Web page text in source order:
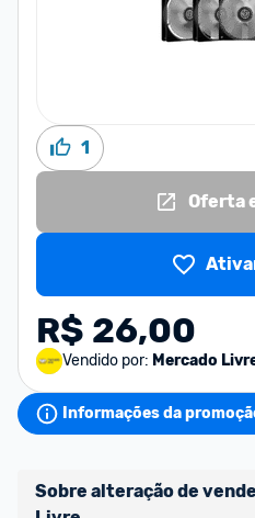
1
Oferta
R$ 26,00
Vendido por: Mercado
Informações da
Sobre alteração de